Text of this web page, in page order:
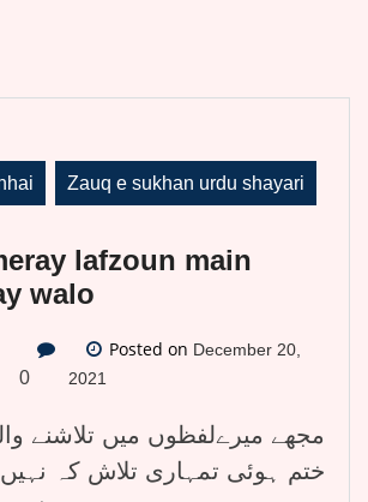
Zauq e sukhan urdu shayari
lafzoun main
walo
0
Posted on December 20,
2021
مجھے میرےلفظوں میں تلاشنے
ختم ہوئی تمہاری تلاش کہ